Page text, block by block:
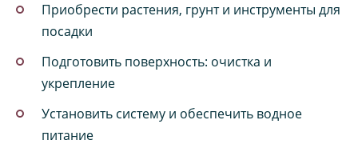
Приобрести растения, грунт и инструменты для
посадки
Подготовить поверхность: очистка и
укрепление
Установить систему и обеспечить водное
питание